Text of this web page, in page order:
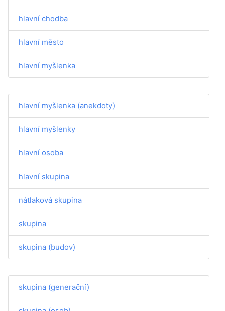
hlavní chodba
hlavní město
hlavní myšlenka
hlavní myšlenka (anekdoty)
hlavní myšlenky
hlavní osoba
hlavní skupina
nátlaková skupina
skupina
skupina (budov)
skupina (generační)